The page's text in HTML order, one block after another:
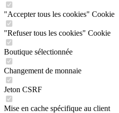
"Accepter tous les cookies" Cookie
"Refuser tous les cookies" Cookie
Boutique sélectionnée
Changement de monnaie
Jeton CSRF
Mise en cache spécifique au client